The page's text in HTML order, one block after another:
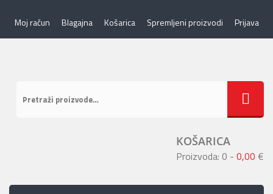
Moj račun Blagajna Košarica Spremljeni proizvodi Prijava
KOŠARICA
Proizvoda: 0 - 0,00 €